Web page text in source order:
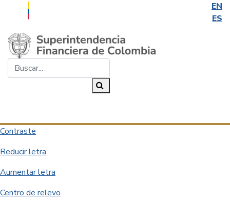
EN
ES
Saltar al contenido principal
Contraste
Reducir letra
Aumentar letra
Centro de relevo